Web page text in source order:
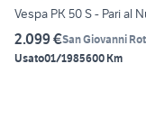
Vespa PK 50 S - Pari al
2.099 €San Giovanni
Usato01/1985600 Km